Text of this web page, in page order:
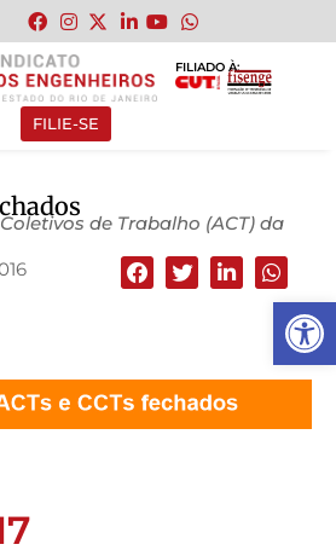
Abrir
FILIADO À:
FILIE-SE
de Trabalho (ACT) da